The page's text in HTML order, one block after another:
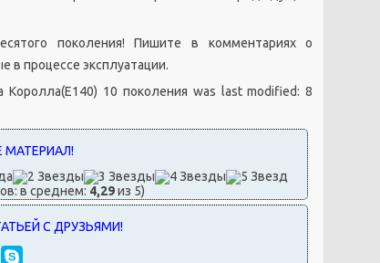
поколения! Пишите в комментариях о
процессе эксплуатации.
10 поколения was last modified:8
в среднем: 4,29из 5)